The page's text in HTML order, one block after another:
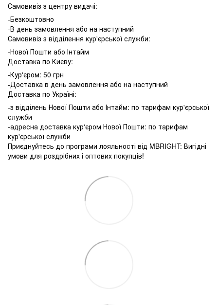
Самовивіз з центру видачі:
-Безкоштовно
-В день замовлення або на наступний
Самовивіз з відділення кур'єрської служби:
-Нової Пошти або Інтайм
Доставка по Києву:
-Кур'єром: 50 грн
-Доставка в день замовлення або на наступний
Доставка по Україні:
-з відділень Нової Пошти або Інтайм: по тарифам кур'єрської
служби
-адресна доставка кур'єром Нової Пошти: по тарифам
кур'єрської служби
Приєднуйтесь до програми лояльності від MBRIGHT: Вигідні
умови для роздрібних і оптових покупців!